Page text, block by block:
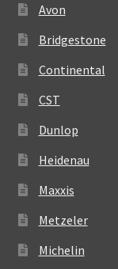
Avon
Bridgestone
Continental
CST
Dunlop
Heidenau
Maxxis
Metzeler
Michelin